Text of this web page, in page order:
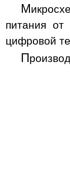
М
питания от
цифровой
П